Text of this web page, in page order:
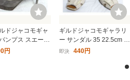
ドジャコモギャ
ンプス スエード
イタリア製 I79
円
ギルドジャコモギャラリ
ー サンダル 35 22.5cm イ
タリア製 E597-73
即決 440円